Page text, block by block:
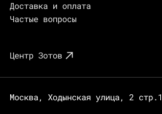
Доставка и оплата
Частые вопросы
Центр Зотов
Москва, Ходынская улица, 2 стр.1